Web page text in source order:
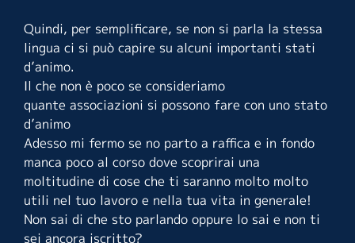
Quindi, per semplificare, se non si parla la stessa
lingua ci si può capire su alcuni importanti stati
d’animo.
Il che non è poco se consideriamo
quante associazioni si possono fare con uno stato
d’animo
Adesso mi fermo se no parto a raffica e in fondo
manca poco al corso dove scoprirai una
moltitudine di cose che ti saranno molto molto
utili nel tuo lavoro e nella tua vita in generale!
Non sai di che sto parlando oppure lo sai e non ti
sei ancora iscritto?